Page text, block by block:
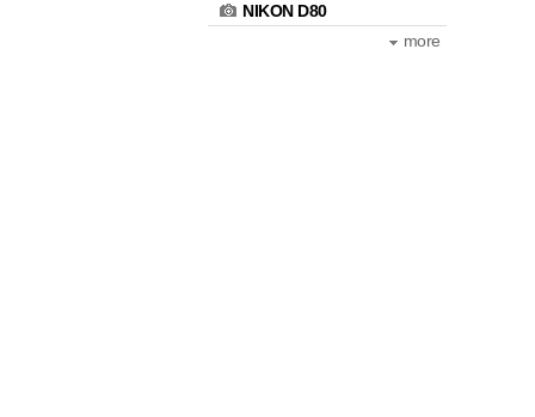
NIKON D80
more